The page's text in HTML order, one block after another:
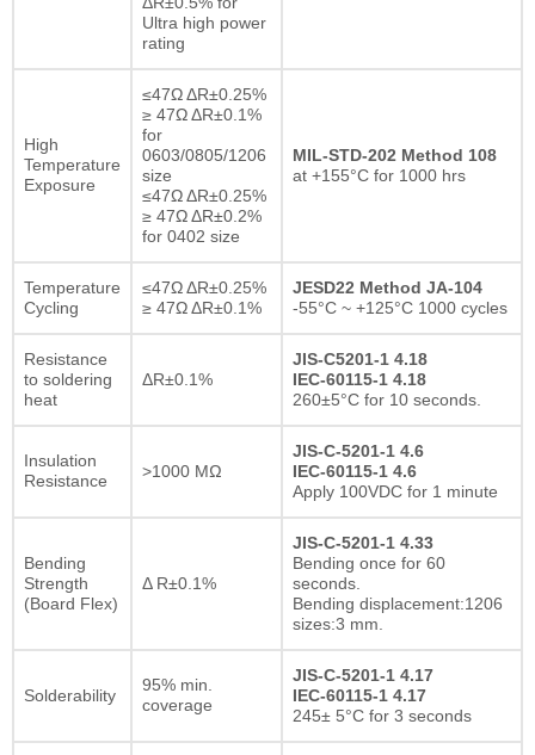
Ultra high power
rating
High
Temperature
Exposure
≤47Ω ΔR±0.25%
≥ 47Ω ΔR±0.1%
for
0603/0805/1206
size
≤47Ω ΔR±0.25%
≥ 47Ω ΔR±0.2%
for 0402 size
MIL-STD-202 Method 108
at +155°C for 1000 hrs
Temperature
Cycling
≤47Ω ΔR±0.25%
≥ 47Ω ΔR±0.1%
JESD22 Method JA-104
-55°C ~ +125°C 1000 cycles
Resistance
to soldering
heat
ΔR±0.1%
JIS-C5201-1 4.18
IEC-60115-1 4.18
260±5°C for 10 seconds.
Insulation
Resistance
>1000 MΩ
JIS-C-5201-1 4.6
IEC-60115-1 4.6
Apply 100VDC for 1 minute
Bending
Strength
(Board Flex)
Δ R±0.1%
JIS-C-5201-1 4.33
Bending once for 60
seconds.
Bending displacement:1206
sizes:3 mm.
Solderability
95% min.
coverage
JIS-C-5201-1 4.17
IEC-60115-1 4.17
245± 5°C for 3 seconds